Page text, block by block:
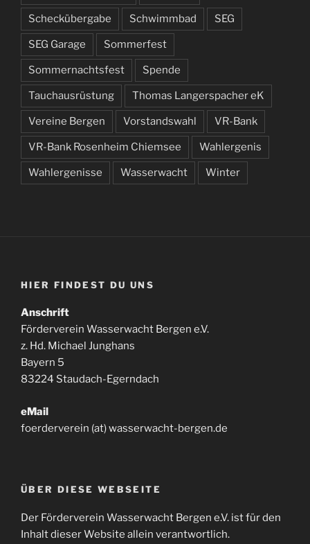
Scheckübergabe Schwimmbad SEG
SEG Garage Sommerfest
Sommernachtsfest Spende
Tauchausrüstung Thomas Langerspacher eK
Vereine Bergen Vorstandswahl VR-Bank
VR-Bank Rosenheim Chiemsee Wahlergenis
Wahlergenisse Wasserwacht Winter
HIER FINDEST DU UNS
Anschrift
Förderverein Wasserwacht Bergen e.V.
z. Hd. Michael Junghans
Bayern 5
83224 Staudach-Egerndach
eMail
foerderverein (at) wasserwacht-bergen.de
ÜBER DIESE WEBSEITE
Der Förderverein Wasserwacht Bergen e.V. ist für den
Inhalt dieser Website allein verantwortlich.